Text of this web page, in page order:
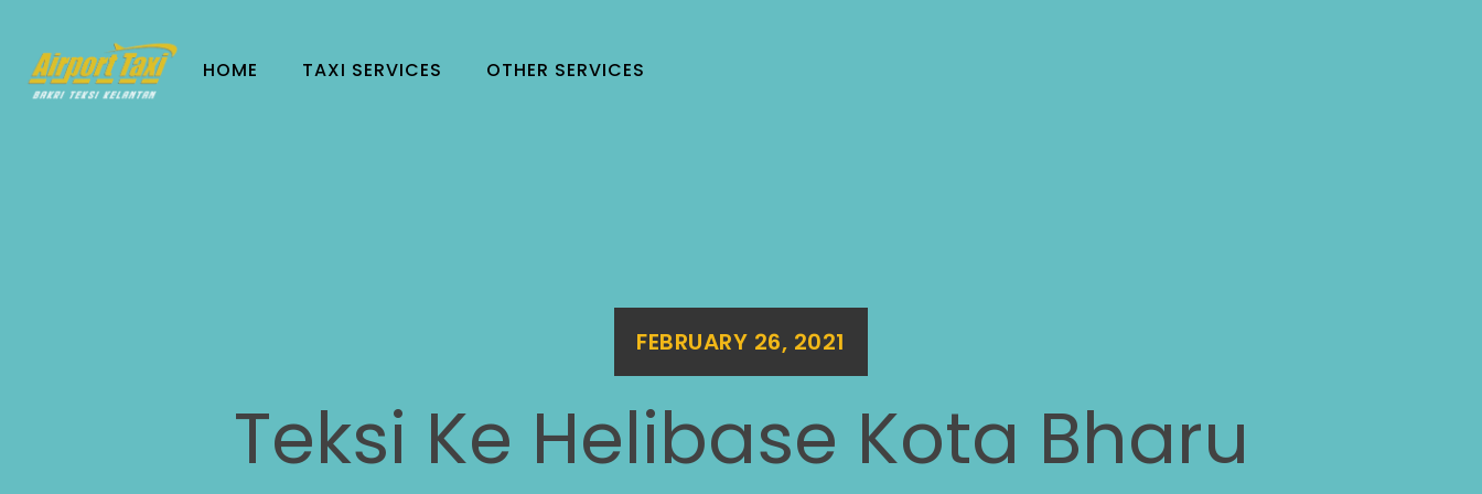
HOME TAXI SERVICES OTHER SERVICES
FEBRUARY 26, 2021
Teksi Ke Helibase Kota Bharu